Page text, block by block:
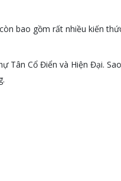
bao gồm rất nhiều kiến
Cổ Điển và Hiện Đại.